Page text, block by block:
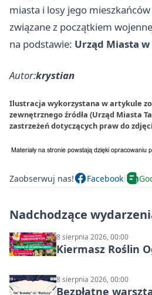
miasta i losy jego
związane z początkiem
na podstawie: Urząd Miasta
Autor:krystian
Ilustracja wykorzystana w artykule
zewnętrznego źródła (Urząd Miasta
zastrzeżeń dotyczących praw do
Zaobserwuj nas! Facebook
Nadchodzące
8 sierpnia 2026, 00:00
Kiermasz Roślin
8 sierpnia 2026, 00:00
Bezpłatne